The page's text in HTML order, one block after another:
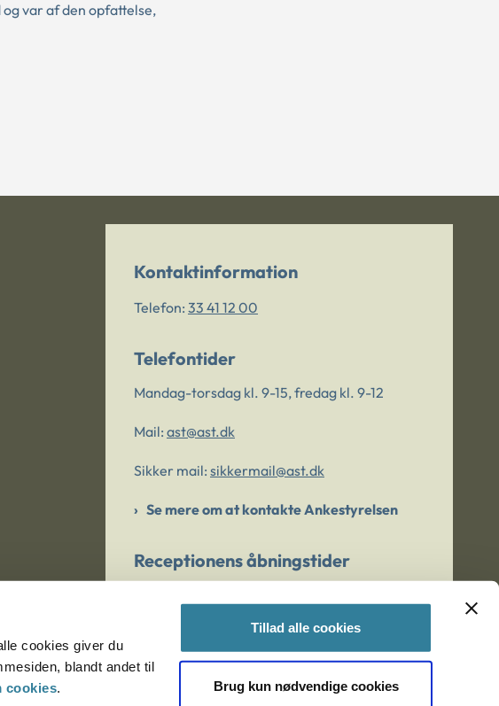
cookies giver du
blandt andet til
cookies.
Tillad alle cookies
Brug kun nødvendige cookies
var af den opfattelse,
Kontaktinformation
Telefon: 33 41 12 00
Telefontider
Mandag-torsdag kl. 9-15, fredag kl. 9-12
Mail: ast@ast.dk
Sikker mail: sikkermail@ast.dk
Se mere om at kontakte Ankestyrelsen
Receptionens åbningstider
Er du bekymret for et barn/en ung?